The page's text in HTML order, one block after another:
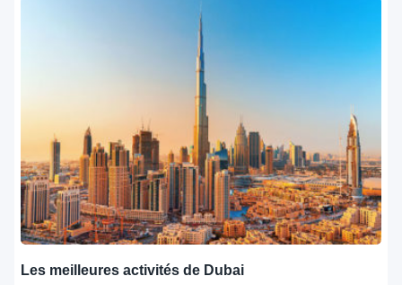
Les meilleures activités de Dubai